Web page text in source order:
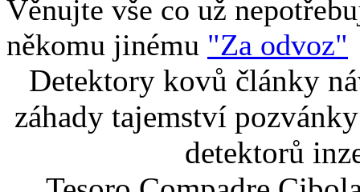
Věnujte vše co už
někomu jinému "Za odvoz"
Detektory kovů články
záhady tajemství
detektorů